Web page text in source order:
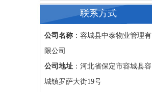
联系方式
公司名称 ：容城县中泰物业管理有
限公司
公司地址 ：河北省保定市容城县容
城镇罗萨大街19号